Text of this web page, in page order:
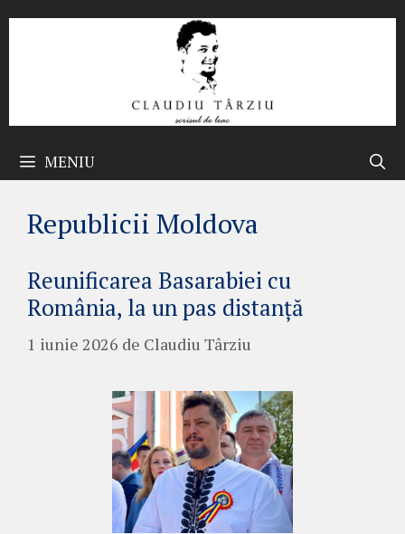
MENIU
Republicii Moldova
Reunificarea Basarabiei cu
România, la un pas distanță
1 iunie 2026 de Claudiu Târziu